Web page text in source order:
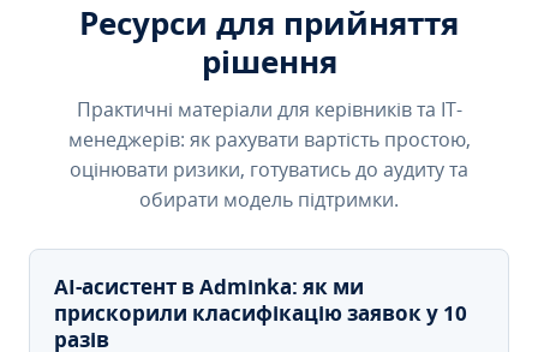
Ресурси для прийняття
рішення
Практичні матеріали для керівників та IT-
менеджерів: як рахувати вартість простою,
оцінювати ризики, готуватись до аудиту та
обирати модель підтримки.
AI-асистент в Adminka: як ми
прискорили класифікацію заявок у 10
разів